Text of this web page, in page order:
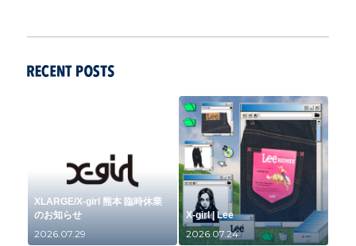
XLARGE/X-girl 熊本 臨時休業
のお知らせ
2026.07.29
X-girl | Lee
2026.07.24